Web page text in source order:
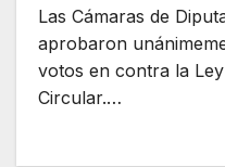
Las Cámaras de
aprobaron
votos en contra la
Circular.…